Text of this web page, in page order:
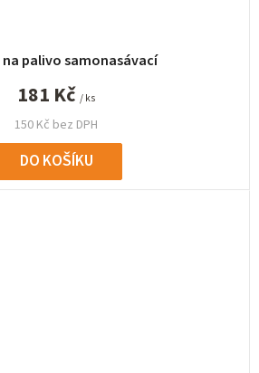
na palivo samonasávací
150 Kč bez DPH
181 Kč / ks
DO KOŠÍKU